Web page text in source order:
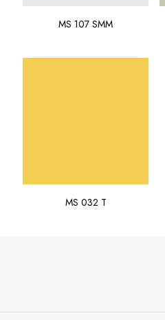
MS 107 SMM
MS 032 T